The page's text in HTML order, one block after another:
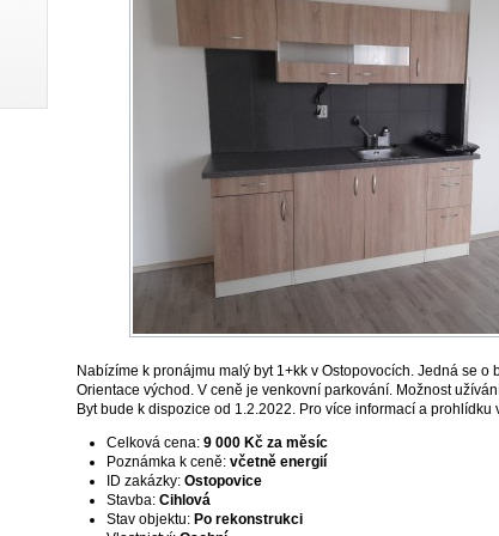
Nabízíme k pronájmu malý byt 1+kk v Ostopovocích. Jedná se o
Orientace východ. V ceně je venkovní parkování. Možnost
Byt bude k dispozice od 1.2.2022. Pro více informací a prohlídku
Celková cena: 9 000 Kč za měsíc
Poznámka k ceně: včetně energií
ID zakázky: Ostopovice
Stavba: Cihlová
Stav objektu: Po rekonstrukci